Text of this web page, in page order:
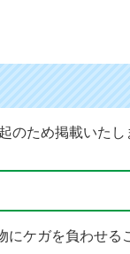
のため掲載いたし
ケガを負わせる